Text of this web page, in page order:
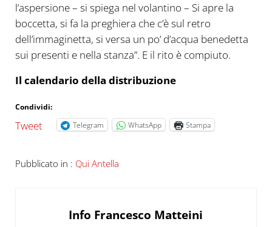
l’aspersione – si spiega nel volantino – Si apre la
boccetta, si fa la preghiera che c’è sul retro
dell’immaginetta, si versa un po’ d’acqua benedetta
sui presenti e nella stanza”. E il rito è compiuto.
Il calendario della distribuzione
Condividi:
Tweet Telegram WhatsApp Stampa
Pubblicato in : Qui Antella
Info Francesco Matteini